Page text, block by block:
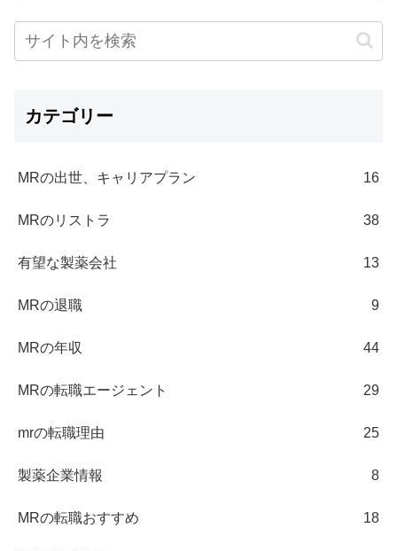
カテゴリー
MRの出世、キャリアプラン 16
MRのリストラ 38
有望な製薬会社 13
MRの退職 9
MRの年収 44
MRの転職エージェント 29
mrの転職理由 25
製薬企業情報 8
MRの転職おすすめ 18